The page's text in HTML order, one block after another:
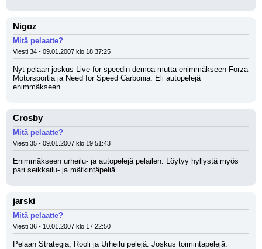
Nigoz
Mitä pelaatte?
Viesti 34 - 09.01.2007 klo 18:37:25
Nyt pelaan joskus Live for speedin demoa mutta enimmäkseen Forza
Motorsportia ja Need for Speed Carbonia. Eli autopelejä
enimmäkseen.
Crosby
Mitä pelaatte?
Viesti 35 - 09.01.2007 klo 19:51:43
Enimmäkseen urheilu- ja autopelejä pelailen. Löytyy hyllystä myös
pari seikkailu- ja mätkintäpeliä.
jarski
Mitä pelaatte?
Viesti 36 - 10.01.2007 klo 17:22:50
Pelaan Strategia, Rooli ja Urheilu pelejä. Joskus toimintapelejä.